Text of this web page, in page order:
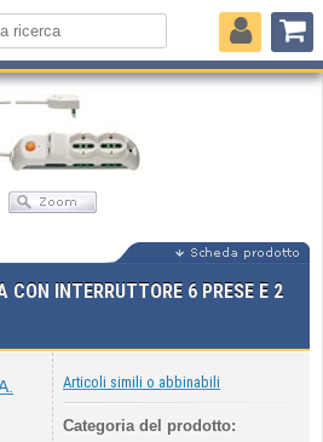
CON INTERRUTTORE 6 PRESE E 2
Articoli simili o abbinabili
Categoria del prodotto: